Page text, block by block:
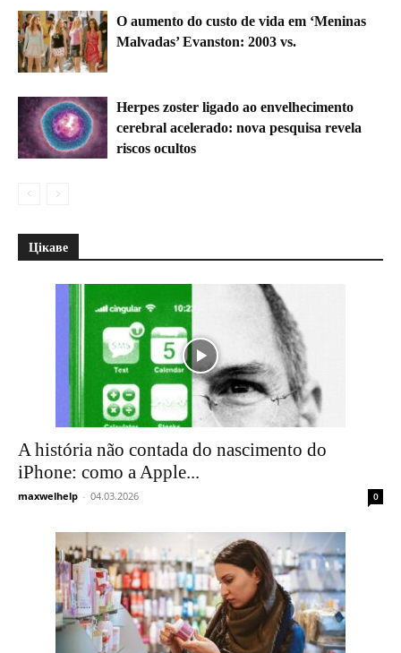
O aumento do custo de vida em ‘Meninas
Malvadas’ Evanston: 2003 vs.
Herpes zoster ligado ao envelhecimento
cerebral acelerado: nova pesquisa revela
riscos ocultos
Цікаве
A história não contada do nascimento do
iPhone: como a Apple...
maxwelhelp - 04.03.2026 0